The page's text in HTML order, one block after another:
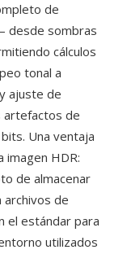
de
desde sombras
cálculos
tonal a
ajuste de
artefactos de
Una ventaja
imagen HDR:
de almacenar
archivos de
el estándar para
utilizados